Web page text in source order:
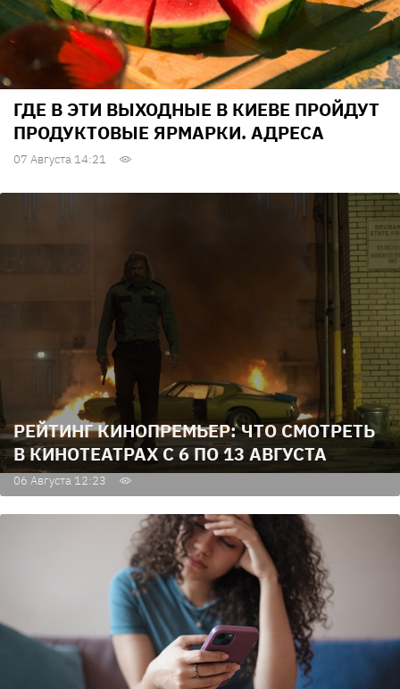
ГДЕ В ЭТИ ВЫХОДНЫЕ В КИЕВЕ ПРОЙДУТ
ПРОДУКТОВЫЕ ЯРМАРКИ. АДРЕСА
07 Августа 14:21
РЕЙТИНГ КИНОПРЕМЬЕР: ЧТО СМОТРЕТЬ
В КИНОТЕАТРАХ С 6 ПО 13 АВГУСТА
06 Августа 12:23